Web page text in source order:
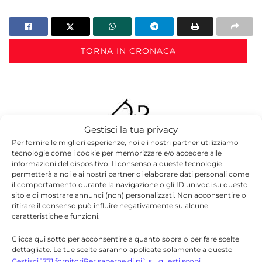
Gestisci la tua privacy
Per fornire le migliori esperienze, noi e i nostri partner utilizziamo
tecnologie come i cookie per memorizzare e/o accedere alle
informazioni del dispositivo. Il consenso a queste tecnologie
permetterà a noi e ai nostri partner di elaborare dati personali come
il comportamento durante la navigazione o gli ID univoci su questo
sito e di mostrare annunci (non) personalizzati. Non acconsentire o
ritirare il consenso può influire negativamente su alcune
caratteristiche e funzioni.
Clicca qui sotto per acconsentire a quanto sopra o per fare scelte
dettagliate. Le tue scelte saranno applicate solamente a questo
sito. È possibile modificare le impostazioni in qualsiasi momento,
TORNA IN CRONACA
Redazione
La redazione di Quotidianodiragusa.it è composta
da giornalisti, collaboratori e professionisti
dell’informazione che ogni giorno lavorano per
offrire notizie, approfondimenti e contenuti
politica, alla cronaca, alla cultura e allo sport. Un
team dinamico e indipendente che garantisce